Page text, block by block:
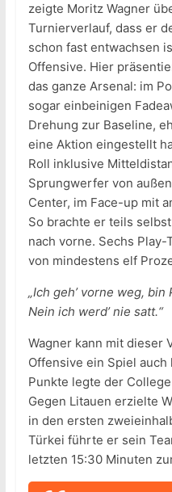
zeigte Moritz Wagner
Turnierverlauf, dass er
schon fast entwachsen
Offensive. Hier
das ganze Arsenal: im
sogar einbeinigen
Drehung zur Baseline,
eine Aktion eingestellt
Roll inklusive
Sprungwerfer von
Center, im Face-up mit
So brachte er teils
nach vorne. Sechs
von mindestens elf
„Ich geh’ vorne weg, bin
Nein ich werd’ nie satt.“
Wagner kann mit dieser
Offensive ein Spiel
Punkte legte der
Gegen Litauen erzielte
in den ersten
Türkei führte er sein
letzten 15:30 Minuten